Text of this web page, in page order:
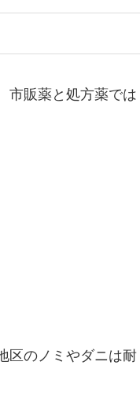
市販薬と処方薬では
区のノミやダニは耐